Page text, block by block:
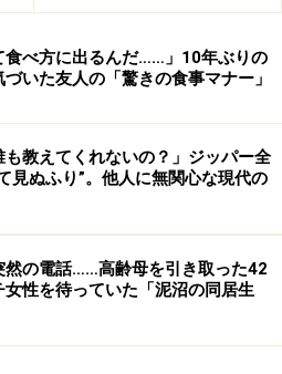
。どうやらそれはうそ情報だ
部のファンが、別のファンを
そもはその声優さんを応援し
んな自分を認識してほしい、
いという方向にシフトしてい
気持ちは分かりますが、ライブ
にするするといつの間にか最
ブ会場に知り合いがいるのか脇
いろいろな状況を目撃しまし
食べ方に出るんだ……」10年ぶりの
いた友人の「驚きの食事マナー」
も教えてくれないの？」ジッパー全
見ぬふり”。他人に無関心な現代の
然の電話……高齢母を引き取った42
女性を待っていた「泥沼の同居生